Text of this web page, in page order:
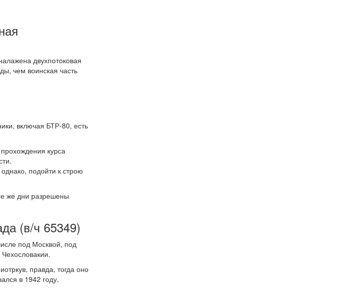
двухпотоковая
чем воинская часть
включая БТР-80, есть
курса
подойти к строю
же дни разрешены
(в/ч 65349)
под Москвой, под
правда, тогда оно
в 1942 году.